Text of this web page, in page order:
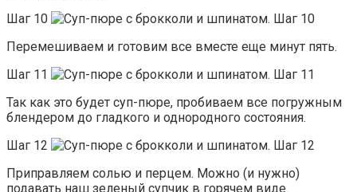
Шаг 10
Перемешиваем и готовим все вместе еще минут пять.
Шаг 11
Так как это будет суп-пюре, пробиваем все погружным
блендером до гладкого и однородного состояния.
Шаг 12
Приправляем солью и перцем. Можно (и нужно)
подавать наш зеленый супчик в горячем виде.